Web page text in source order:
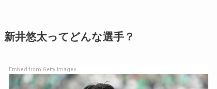
新井悠太ってどんな選手？
Embed from Getty Images